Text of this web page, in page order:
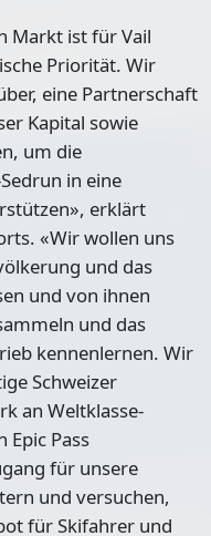
Markt ist für Vail
Priorität. Wir
eine Partnerschaft
Kapital sowie
um die
in eine
erklärt
«Wir wollen uns
und das
und von ihnen
und das
kennenlernen. Wir
Schweizer
an Weltklasse-
Epic Pass
für unsere
und versuchen,
für Skifahrer und